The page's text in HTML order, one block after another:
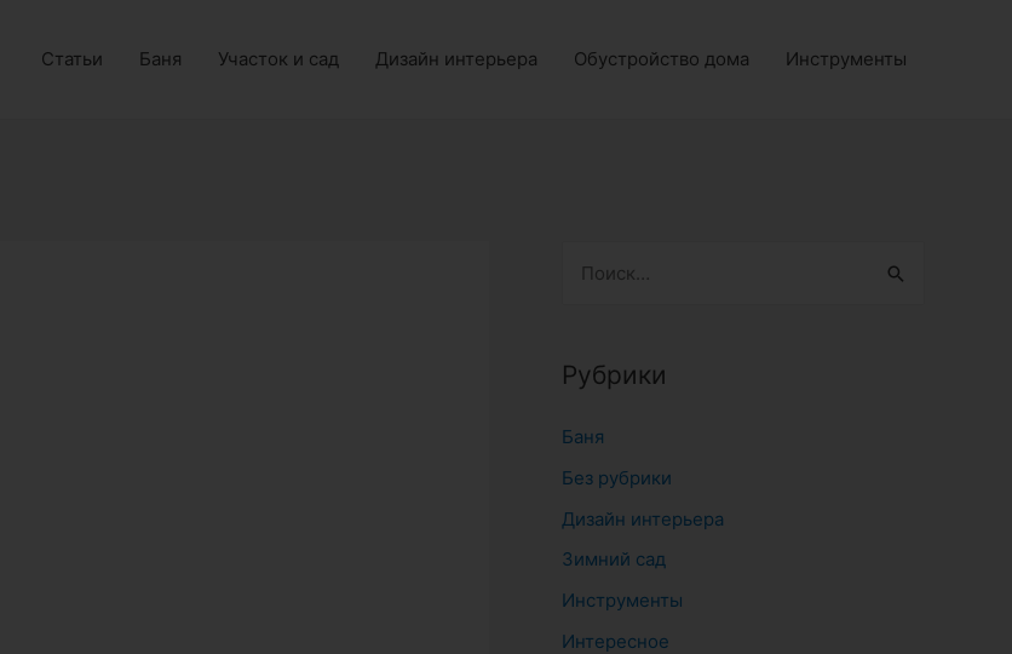
Статьи Баня Участок и сад Дизайн интерьера Обустройство дома Инструменты
т
:
Рубрики
Баня
Без рубрики
Дизайн интерьера
Зимний сад
Инструменты
Интересное